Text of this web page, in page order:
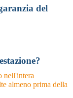
del
nell'intera
almeno prima della